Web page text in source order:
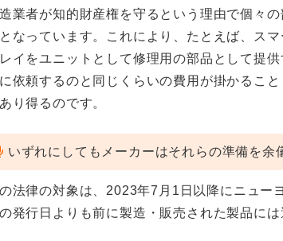
業者が知的財産権を守るという理由で個々
なっています。これにより、たとえば、ス
イをユニットとして修理用の部品として提
依頼するのと同じくらいの費用が掛かるこ
り得るのです。
いずれにしてもメーカーはそれらの準備を余
法律の対象は、2023年7月1日以降にニュー
発行日よりも前に製造・販売された製品には